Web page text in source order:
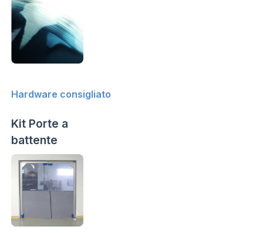
Hardware consigliato
Kit Porte a
battente